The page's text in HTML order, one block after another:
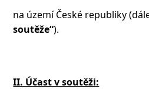
na území České republiky
soutěže“).
II. Účast v soutěži: